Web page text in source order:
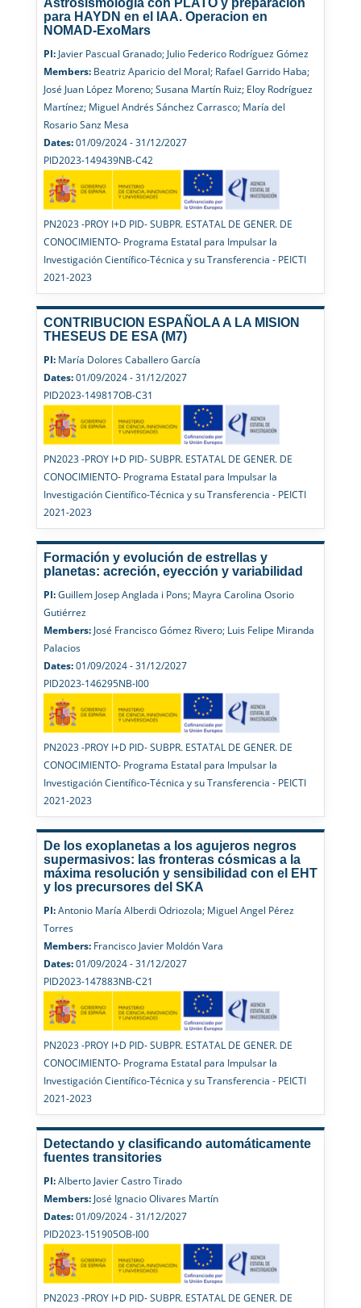
Astrosismología con PLATO y preparación
para HAYDN en el IAA. Operacion en
NOMAD-ExoMars
PI:Javier Pascual Granado; Julio Federico Rodríguez Gómez
Members:Beatriz Aparicio del Moral; Rafael Garrido Haba;
José Juan López Moreno; Susana Martín Ruiz; Eloy Rodríguez
Martínez; Miguel Andrés Sánchez Carrasco; María del
Rosario Sanz Mesa
Dates:01/09/2024 - 31/12/2027
PID2023-149439NB-C42
PN2023 -PROY I+D PID- SUBPR. ESTATAL DE GENER. DE
CONOCIMIENTO- Programa Estatal para Impulsar la
Investigación Científico-Técnica y su Transferencia - PEICTI
2021-2023
CONTRIBUCION ESPAÑOLA A LA MISION
THESEUS DE ESA (M7)
PI:María Dolores Caballero García
Dates:01/09/2024 - 31/12/2027
PID2023-149817OB-C31
PN2023 -PROY I+D PID- SUBPR. ESTATAL DE GENER. DE
CONOCIMIENTO- Programa Estatal para Impulsar la
Investigación Científico-Técnica y su Transferencia - PEICTI
2021-2023
Formación y evolución de estrellas y
planetas: acreción, eyección y variabilidad
PI:Guillem Josep Anglada i Pons; Mayra Carolina Osorio
Gutiérrez
Members:José Francisco Gómez Rivero; Luis Felipe Miranda
Palacios
Dates:01/09/2024 - 31/12/2027
PID2023-146295NB-I00
PN2023 -PROY I+D PID- SUBPR. ESTATAL DE GENER. DE
CONOCIMIENTO- Programa Estatal para Impulsar la
Investigación Científico-Técnica y su Transferencia - PEICTI
2021-2023
De los exoplanetas a los agujeros negros
supermasivos: las fronteras cósmicas a la
máxima resolución y sensibilidad con el EHT
y los precursores del SKA
PI:Antonio María Alberdi Odriozola; Miguel Angel Pérez
Torres
Members:Francisco Javier Moldón Vara
Dates:01/09/2024 - 31/12/2027
PID2023-147883NB-C21
PN2023 -PROY I+D PID- SUBPR. ESTATAL DE GENER. DE
CONOCIMIENTO- Programa Estatal para Impulsar la
Investigación Científico-Técnica y su Transferencia - PEICTI
2021-2023
Detectando y clasificando automáticamente
fuentes transitories
PI:Alberto Javier Castro Tirado
Members:José Ignacio Olivares Martín
Dates:01/09/2024 - 31/12/2027
PID2023-151905OB-I00
PN2023 -PROY I+D PID- SUBPR. ESTATAL DE GENER. DE